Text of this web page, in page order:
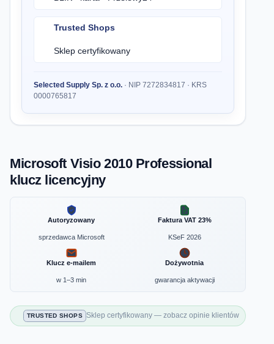
Trusted Shops
Sklep certyfikowany
Selected Supply Sp. z o.o. · NIP 7272834817 · KRS
0000765817
Microsoft Visio 2010 Professional
klucz licencyjny
Autoryzowany
sprzedawca Microsoft
Faktura VAT 23%
KSeF 2026
Klucz e-mailem
w 1–3 min
Dożywotnia
gwarancja aktywacji
TRUSTED SHOPS Sklep certyfikowany — zobacz opinie klientów